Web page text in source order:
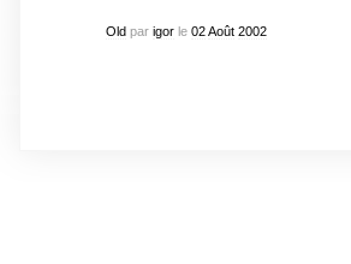
Old par igorle 02 Août 2002